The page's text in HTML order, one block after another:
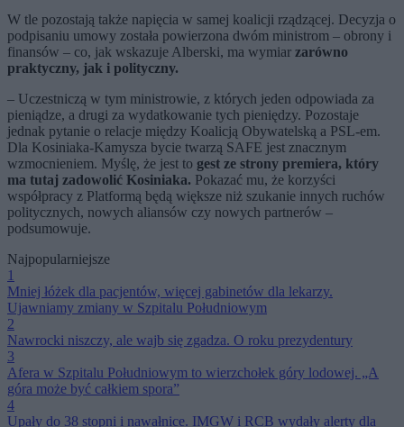
W tle pozostają także napięcia w samej koalicji rządzącej. Decyzja o
podpisaniu umowy została powierzona dwóm ministrom – obrony i
finansów – co, jak wskazuje Alberski, ma wymiar zarówno
praktyczny, jak i polityczny.
– Uczestniczą w tym ministrowie, z których jeden odpowiada za
pieniądze, a drugi za wydatkowanie tych pieniędzy. Pozostaje
jednak pytanie o relacje między Koalicją Obywatelską a PSL-em.
Dla Kosiniaka-Kamysza bycie twarzą SAFE jest znacznym
wzmocnieniem. Myślę, że jest to gest ze strony premiera, który
ma tutaj zadowolić Kosiniaka. Pokazać mu, że korzyści
współpracy z Platformą będą większe niż szukanie innych ruchów
politycznych, nowych aliansów czy nowych partnerów –
podsumowuje.
Najpopularniejsze
1
Mniej łóżek dla pacjentów, więcej gabinetów dla lekarzy.
Ujawniamy zmiany w Szpitalu Południowym
2
Nawrocki niszczy, ale wajb się zgadza. O roku prezydentury
3
Afera w Szpitalu Południowym to wierzchołek góry lodowej. „A
góra może być całkiem spora”
4
Upały do 38 stopni i nawałnice. IMGW i RCB wydały alerty dla